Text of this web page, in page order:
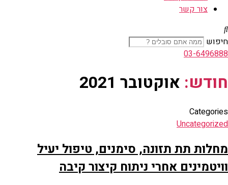
צור קשר
חיפוש
03-6496888
חודש: אוקטובר 2021
Categories
Uncategorized
מחלות תת תזונה, סימנים, טיפול יעיל
וויטמינים אחרי ניתוח קיצור קיבה